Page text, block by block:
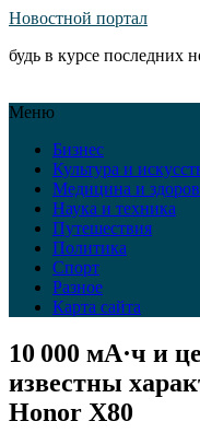
Новостной портал
будь в курсе последних
Меню
Бизнес
Культура и
Медицина и
Наука и техника
Путешествия
Политика
Спорт
Разное
Карта сайта
10 000 мА·ч и
известны
Honor X80